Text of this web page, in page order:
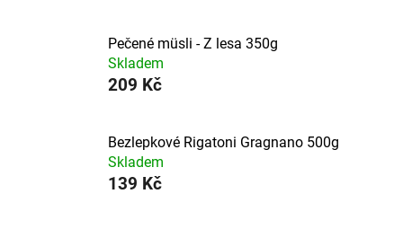
Pečené müsli - Z lesa 350g
Skladem
209 Kč
Bezlepkové Rigatoni Gragnano 500g
Skladem
139 Kč